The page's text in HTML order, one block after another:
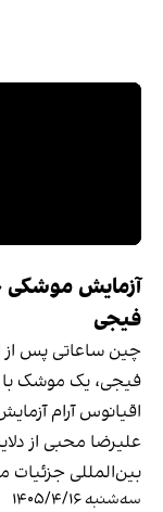
آزمایش موشکی
فیجی
چین ساعاتی پس از
فیجی، یک موشک با
اقیانوس آرام
علیرضا محبی از
بین‌المللی جزئیات
سه‌شنبه ۱۴۰۵/۴/۱۶